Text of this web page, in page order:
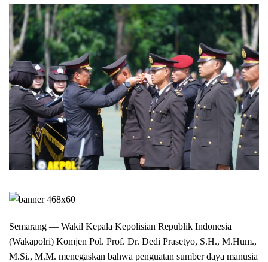
Semarang — Wakil Kepala Kepolisian Republik Indonesia
(Wakapolri) Komjen Pol. Prof. Dr. Dedi Prasetyo, S.H., M.Hum.,
M.Si., M.M. menegaskan bahwa penguatan sumber daya manusia